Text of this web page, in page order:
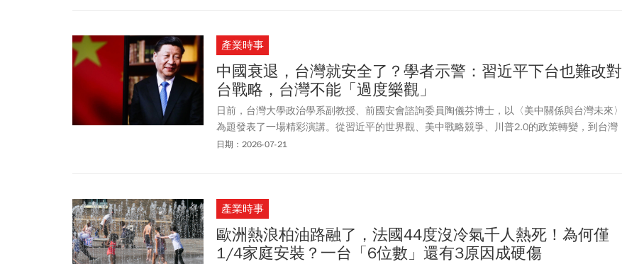
產業時事
中國衰退，台灣就安全了？學者示警：習近平下台也難改對
台戰略，台灣不能「過度樂觀」
日前，台灣大學政治學系副教授、前國安會諮詢委員陶儀芬博士，以〈美中關係與台灣未來〉
為題發表了一場精彩演講。從習近平的世界觀、美中戰略競爭、川普2.0的政策轉變，到台灣
未來面臨的挑戰，她提出了一套完整且具有啟發性的分析架構。其中，她認為中國正面臨經濟
日期：2026-07-21
產業時事
歐洲熱浪柏油路融了，法國44度沒冷氣千人熱死！為何僅
1/4家庭安裝？一台「6位數」還有3原因成硬傷